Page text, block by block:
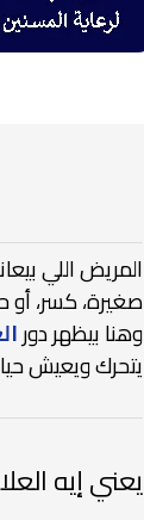
المريض اللي
صغيرة، كسر، أو
وهنا بيظهر دور
يتحرك ويعيش
يعني إيه